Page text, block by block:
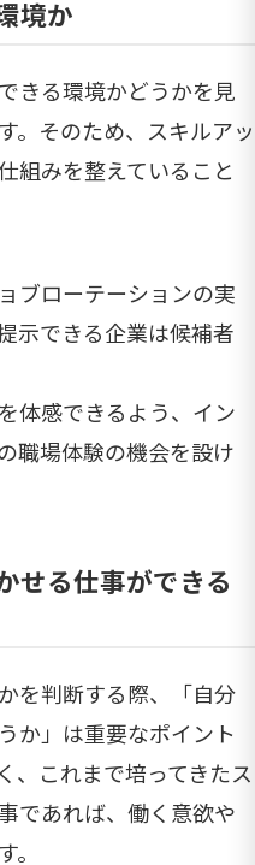
境か
きる環境かどうかを見
。そのため、スキルアッ
組みを整えていること
ブローテーションの実
示できる企業は候補者
体感できるよう、イン
職場体験の機会を設け
せる仕事ができる
を判断する際、「自分
か」は重要なポイント
、これまで培ってきたス
であれば、働く意欲や